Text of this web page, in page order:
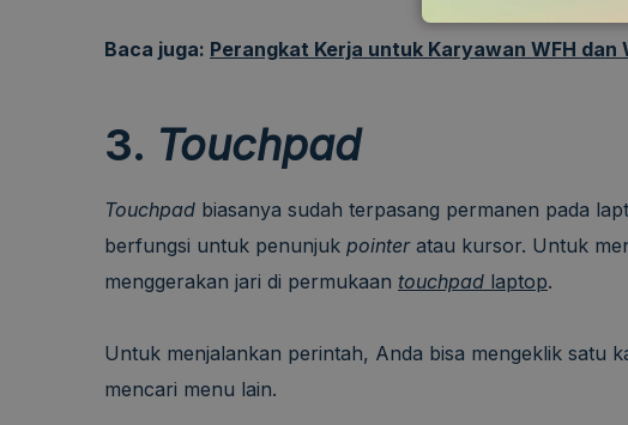
Baca juga: Perangkat Kerja untuk Karyawan WFH dan
3. Touchpad
Touchpad biasanya sudah terpasang permanen pada
berfungsi untuk penunjuk pointer atau kursor. Untuk
menggerakan jari di permukaan touchpad laptop.
Untuk menjalankan perintah, Anda bisa mengeklik satu
mencari menu lain.